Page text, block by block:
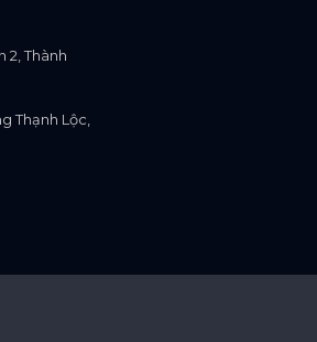
2, Thành
Thạnh Lộc,